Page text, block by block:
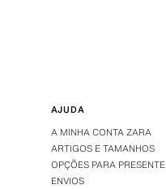
AJUDA
A MINHA CONTA ZARA
ARTIGOS E TAMANHOS
OPÇÕES PARA PRESENTE
ENVIOS